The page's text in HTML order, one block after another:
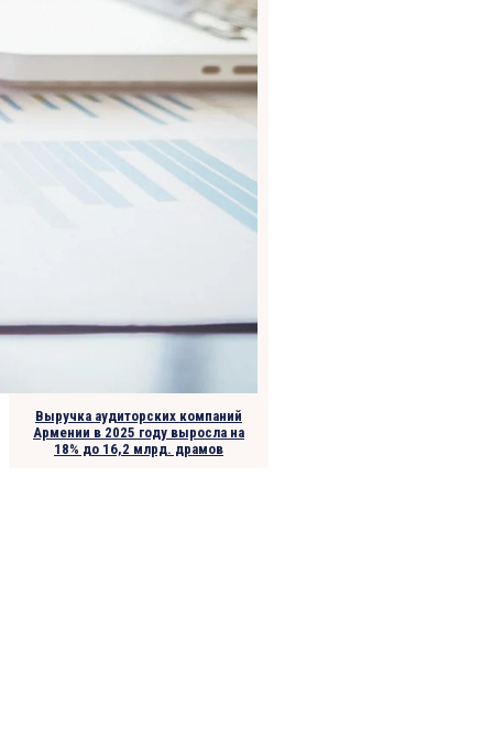
Выручка аудиторских компаний
Армении в 2025 году выросла на
18% до 16,2 млрд. драмов